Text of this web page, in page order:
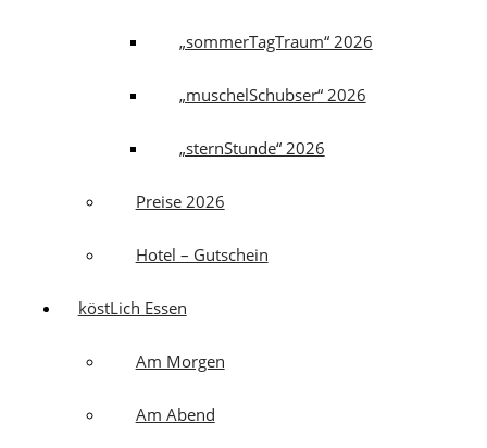
„sommerTagTraum“ 2026
„muschelSchubser“ 2026
„sternStunde“ 2026
Preise 2026
Hotel – Gutschein
köstLich Essen
Am Morgen
Am Abend